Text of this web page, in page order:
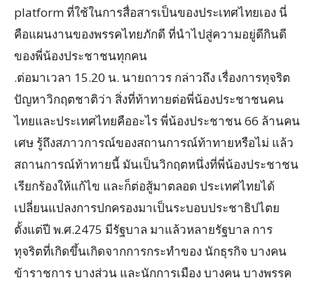
platform ที่ใช้ในการสื่อสารเป็นของประเทศไทยเอง นี่
คือแผนงานของพรรคไทยภักดี ที่นำไปสู่ความอยู่ดีกินดี
ของพี่น้องประชาชนทุกคน
.ต่อมาเวลา 15.20 น. นายถาวร กล่าวถึง เรื่องการทุจริต
ปัญหาวิกฤตชาติว่า สิ่งที่ท้าทายต่อพี่น้องประชาชนคน
ไทยและประเทศไทยคืออะไร พี่น้องประชาชน 66 ล้านคน
เศษ รู้ถึงสภาวการณ์ของสถานการณ์ท้าทายหรือไม่ แล้ว
สถานการณ์ท้าทายนี้ มันเป็นวิกฤตหนึ่งที่พี่น้องประชาชน
เรียกร้องให้แก้ไข และก็ต่อสู้มาตลอด ประเทศไทยได้
เปลี่ยนแปลงการปกครองมาเป็นระบอบประชาธิปไตย
ตั้งแต่ปี พ.ศ.2475 มีรัฐบาล มาแล้วหลายรัฐบาล การ
ทุจริตที่เกิดขึ้นเกิดจากการกระทำของ นักธุรกิจ บางคน
ข้าราชการ บางส่วน และนักการเมือง บางคน บางพรรค